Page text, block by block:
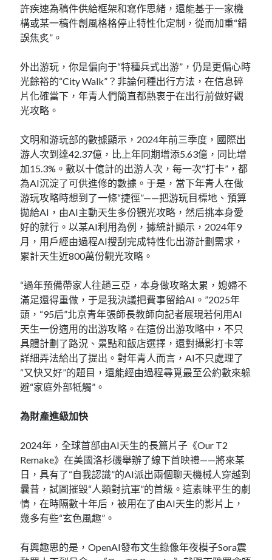
許疾速為稿件供給框架和寫作思緒，還能基于一家機
構或某一稿件創風格格停止特性化定制，從而加重“錯
誤焦炙”。
外出游玩，你是偏向于“特種兵式出游”，仍是更偏心時
光餘裕的“City Walk”？非論何種出行方法，在信息碎
片化確當下，年青人們簡直都熱衷于在出行前做好觀
光攻略。
文明和游玩部的數據顯示，2024年前三季度，國際出
游人次到達42.37億，比上年同期增添5.63億，同比增
加15.3%。數以十億計的出游人次，每一次“打卡”，都
為AI沉淀了可供進修的數據。于是，當下年青人在做
游玩攻略時想到了一條“捷徑”——把游玩目標地、預算
拋給AI，由AI主動天生多份觀光攻略，然后挑本身愛
好的就行。以某AI利用為例，據統計顯示，2024年9
月，用戶經由過程AI搜刮完成特性化出游計劃需求，
累計天生近800萬份觀光攻略。
“過年預備帶家人往趟三亞，本身做攻略太累，媳婦不
滿足還得重做，于是我決議把費事留給AI。”2025年
頭，“95后”北京青年張師長教師向記者展現若何用AI
天生一份適用的出游攻略。在這份出游攻略中，不只
具體計劃了路況、景點和飯店選擇，還對攝影打卡等
詳細弄法給出了提出。對年青人而言，AI不只處理了
“又快又好”的題目，還能經由過程尋覓最至公約數來躲
避“家庭外部牴觸”。
為財產進級加快
2024年，全球首部由AI天生的長篇片子《Our T2
Remake》在美國洛杉磯舉辦了線下首映禮——將來某
日，具有了“自我認識”的AI派出兩個聊天機械人穿越到
曩昔，試圖摧毀“人類對抗軍”的首級。這素昧平生的劇
情，在時隔數十年后，被用在了由AI天生的影片上，
幾多有些“玄色風趣”。
有興趣思的是，OpenAI發布文生錄像年夜模子Sora震